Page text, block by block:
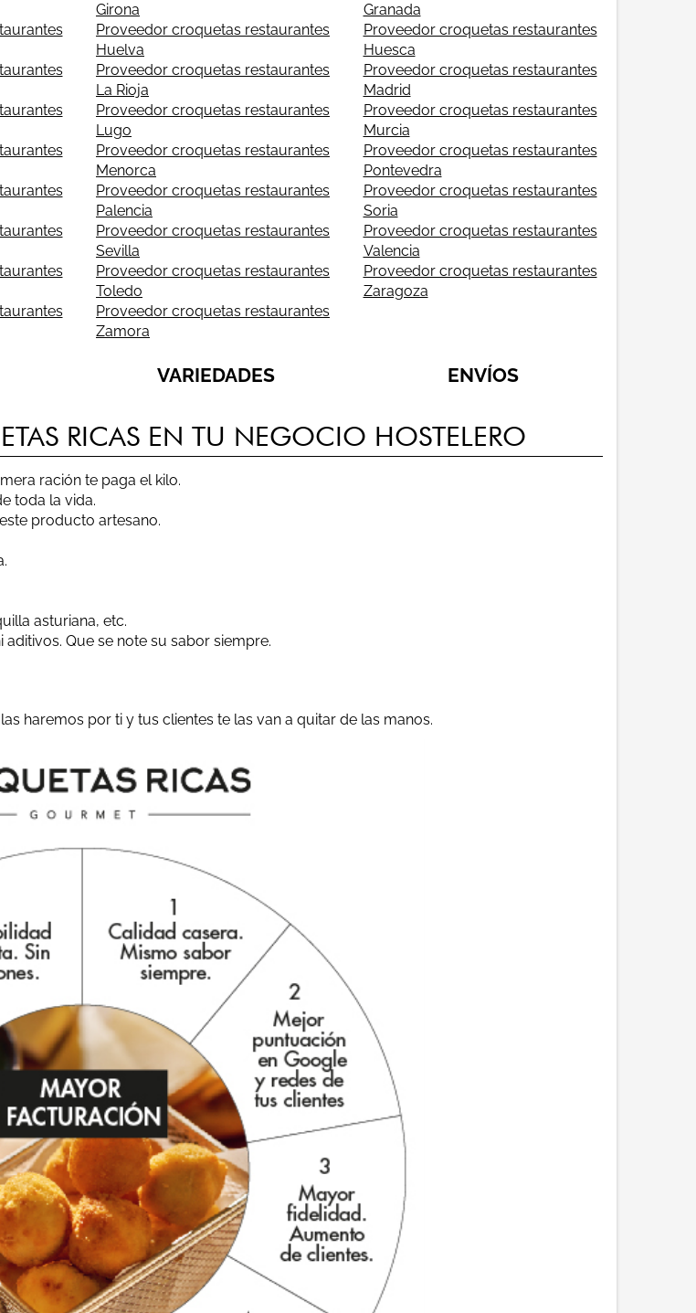
Girona
Proveedor croquetas restaurantes
Huelva
Proveedor croquetas restaurantes
La Rioja
Proveedor croquetas restaurantes
Lugo
Proveedor croquetas restaurantes
Menorca
Proveedor croquetas restaurantes
Palencia
Proveedor croquetas restaurantes
Sevilla
Proveedor croquetas restaurantes
Toledo
Proveedor croquetas restaurantes
Zamora
Granada
Proveedor croquetas restaurantes
Huesca
Proveedor croquetas restaurantes
Madrid
Proveedor croquetas restaurantes
Murcia
Proveedor croquetas restaurantes
Pontevedra
Proveedor croquetas restaurantes
Soria
Proveedor croquetas restaurantes
Valencia
Proveedor croquetas restaurantes
Zaragoza
VARIEDADES ENVÍOS
RICAS EN TU NEGOCIO HOSTELERO
ración te paga el kilo.
toda la vida.
producto artesano.
asturiana, etc.
Que se note su sabor siempre.
haremos por ti y tus clientes te las van a quitar de las manos.